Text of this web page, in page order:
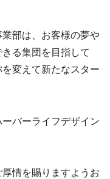
部は、お客様の夢や
る集団を目指して
を変えて新たなスター
バーライフデザイン
情を賜りますようお